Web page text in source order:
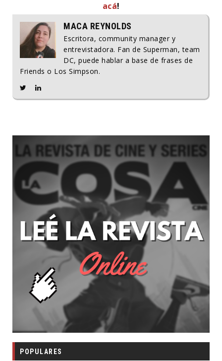
acá!
MACA REYNOLDS
Escritora, community manager y
entrevistadora. Fan de Superman, team
DC, puede hablar a base de frases de
Friends o Los Simpson.
POPULARES